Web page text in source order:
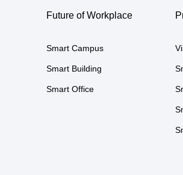
Future of Workplace
Smart Campus
Smart Building
Smart Office